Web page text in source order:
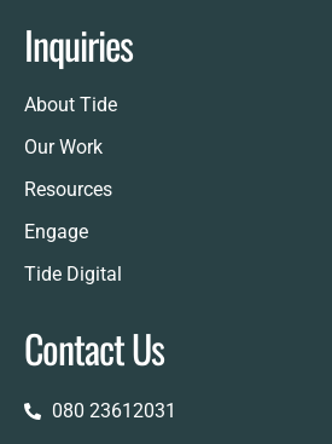
Inquiries
About Tide
Our Work
Resources
Engage
Tide Digital
Contact Us
080 23612031